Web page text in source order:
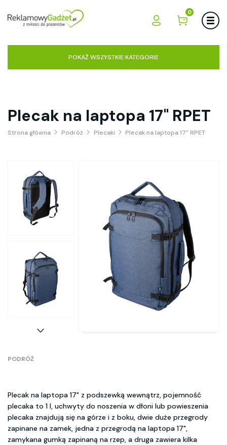
0
POKAŻ WSZYSTKIE KATEGORIE
Plecak na laptopa 17" RPET
Strona główna Podróż Plecaki Plecak na laptopa 17" RPET
PODRÓŻ
Plecak na laptopa 17" z podszewką wewnątrz, pojemność
plecaka to 1 l, uchwyty do noszenia w dłoni lub powieszenia
plecaka znajdują się na górze i z boku, dwie duże przegrody
zapinane na zamek, jedna z przegrodą na laptopa 17",
zamykana gumką zapinaną na rzep, a druga zawiera kilka